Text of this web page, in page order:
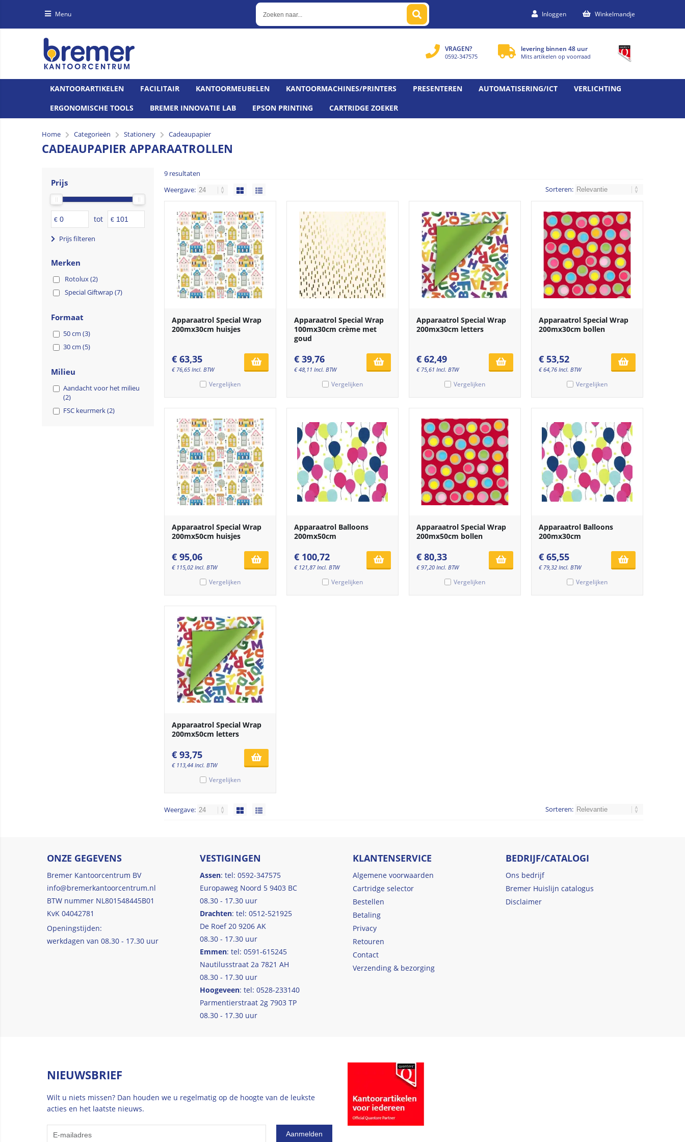
Menu Inloggen Winkelmandje
levering binnen 48 uur
Mits artikelen op voorraad
VRAGEN?
0592-347575
KANTOORARTIKELEN FACILITAIR KANTOORMEUBELEN KANTOORMACHINES/PRINTERS PRESENTEREN AUTOMATISERING/ICT
VERLICHTING
ERGONOMISCHE TOOLS
BREMER INNOVATIE LAB EPSON PRINTING CARTRIDGE ZOEKER
Home Categorieën Stationery Cadeaupapier
CADEAUPAPIER APPARAATROLLEN
Prijs
€ tot €
Prijs filteren
Merken
Rotolux (2)
Special Giftwrap (7)
Formaat
50 cm (3)
30 cm (5)
Milieu
Aandacht voor het milieu
(2)
FSC keurmerk (2)
9 resultaten
Weergave:
Sorteren:
Apparaatrol Special Wrap
200mx30cm huisjes
€ 63,35
€ 76,65 Incl. BTW
Vergelijken
Apparaatrol Special Wrap
100mx30cm crème met
goud
€ 39,76
€48,11 Incl. BTW
Vergelijken
Apparaatrol Special Wrap
200mx30cm letters
€ 62,49
€ 75,61 Incl. BTW
Vergelijken
Apparaatrol Special Wrap
200mx30cm bollen
€ 53,52
€64,76 Incl. BTW
Vergelijken
Apparaatrol Special Wrap
200mx50cm huisjes
€ 95,06
€ 115,02 Incl. BTW
Vergelijken
Apparaatrol Balloons
200mx50cm
€ 100,72
€ 121,87 Incl. BTW
Vergelijken
Apparaatrol Special Wrap
200mx50cm bollen
€ 80,33
€ 97,20 Incl. BTW
Vergelijken
Apparaatrol Balloons
200mx30cm
€ 65,55
€ 79,32 Incl. BTW
Vergelijken
Apparaatrol Special Wrap
200mx50cm letters
€ 93,75
€ 113,44 Incl. BTW
Vergelijken
Weergave: Sorteren:
ONZE GEGEVENS
Bremer Kantoorcentrum BV
info@bremerkantoorcentrum.nl
BTW nummer NL801548445B01
KvK 04042781
Openingstijden:
werkdagen van 08.30 - 17.30 uur
VESTIGINGEN
Assen: tel: 0592-347575
Europaweg Noord 5 9403 BC
08.30 - 17.30 uur
Drachten: tel: 0512-521925
De Roef 20 9206 AK
08.30 - 17.30 uur
Emmen: tel: 0591-615245
Nautilusstraat 2a 7821 AH
08.30 - 17.30 uur
Hoogeveen: tel: 0528-233140
Parmentierstraat 2g 7903 TP
08.30 - 17.30 uur
KLANTENSERVICE
Algemene voorwaarden
Cartridge selector
Bestellen
Betaling
Privacy
Retouren
Contact
Verzending & bezorging
BEDRIJF/CATALOGI
Ons bedrijf
Bremer Huislijn catalogus
Disclaimer
NIEUWSBRIEF
Wilt u niets missen? Dan houden we u regelmatig op de hoogte van de leukste
acties en het laatste nieuws.